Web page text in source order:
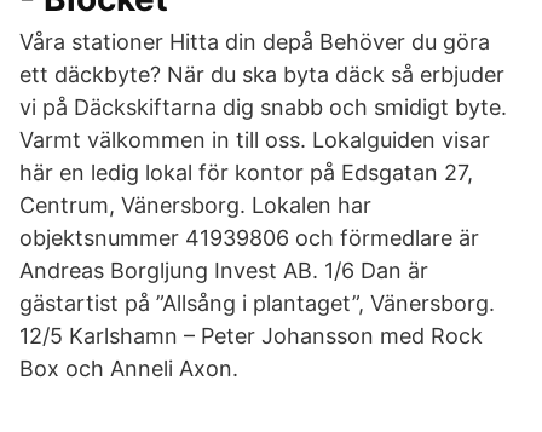
Våra stationer Hitta din depå Behöver du göra
ett däckbyte? När du ska byta däck så erbjuder
vi på Däckskiftarna dig snabb och smidigt byte.
Varmt välkommen in till oss. Lokalguiden visar
här en ledig lokal för kontor på Edsgatan 27,
Centrum, Vänersborg. Lokalen har
objektsnummer 41939806 och förmedlare är
Andreas Borgljung Invest AB. 1/6 Dan är
gästartist på ”Allsång i plantaget”, Vänersborg.
12/5 Karlshamn – Peter Johansson med Rock
Box och Anneli Axon.